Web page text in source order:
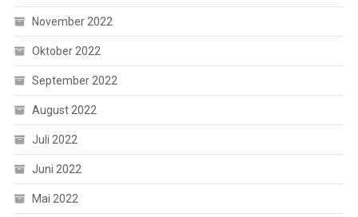
November 2022
Oktober 2022
September 2022
August 2022
Juli 2022
Juni 2022
Mai 2022